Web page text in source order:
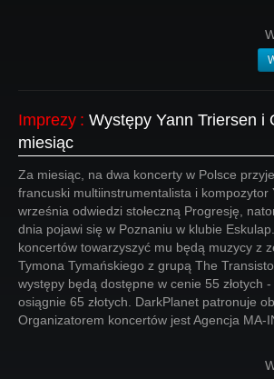
Imprezy : Występy Yann Triersen i
miesiąc
Za miesiąc, na dwa koncerty w Polsce
francuski multiinstrumentalista i kompozytor
września odwiedzi stołeczną Progresję,
dnia pojawi się w Poznaniu w klubie
koncertów towarzyszyć mu będą muzycy z
Tymona Tymańskiego z grupą The
występy będą dostępne w cenie 55 złotych
osiągnie 65 złotych. DarkPlanet patronuje
Organizatorem koncertów jest Agencja MA-